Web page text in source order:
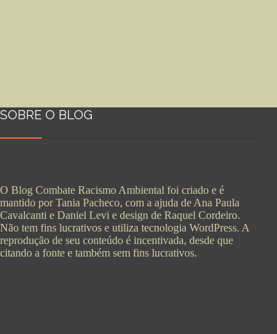
SOBRE O BLOG
O Blog Combate Racismo Ambiental foi criado e é
mantido por Tania Pacheco, com a ajuda de Ana Paula
Cavalcanti e Daniel Levi e design de Raquel Cordeiro.
Não tem fins lucrativos e utiliza tecnologia WordPress. A
reprodução de seu conteúdo é incentivada, desde que
citando a fonte e também sem fins lucrativos.